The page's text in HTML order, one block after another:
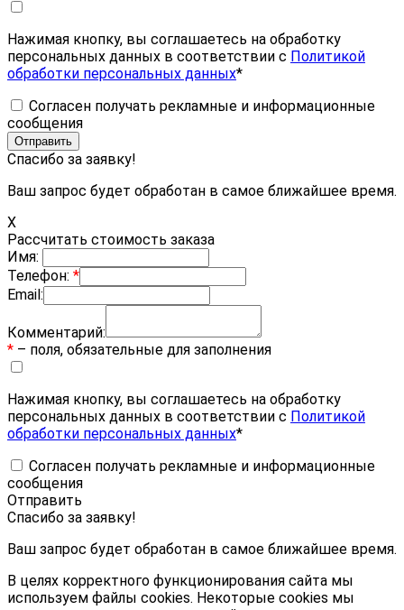
Нажимая кнопку, вы соглашаетесь на обработку
персональных данных в соответствии с Политикой
обработки персональных данных*
Согласен получать рекламные и информационные
сообщения
Спасибо за заявку!
Ваш запрос будет обработан в самое ближайшее время.
X
Рассчитать стоимость заказа
Имя:
Телефон: *
Email:
Комментарий:
* – поля, обязательные для заполнения
Нажимая кнопку, вы соглашаетесь на обработку
персональных данных в соответствии с Политикой
обработки персональных данных*
Согласен получать рекламные и информационные
сообщения
Отправить
Спасибо за заявку!
Ваш запрос будет обработан в самое ближайшее время.
В целях корректного функционирования сайта мы
используем файлы cookies. Некоторые cookies мы